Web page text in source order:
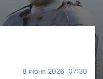
8 июня 2026 07:30